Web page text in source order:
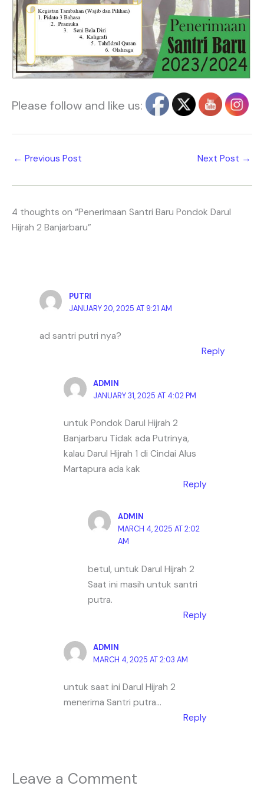
Please follow and like us:
← Previous Post Next Post →
4 thoughts on “Penerimaan Santri Baru Pondok Darul
Hijrah 2 Banjarbaru”
PUTRI
JANUARY 20, 2025 AT 9:21 AM
ad santri putri nya?
Reply
ADMIN
JANUARY 31, 2025 AT 4:02 PM
untuk Pondok Darul Hijrah 2
Banjarbaru Tidak ada Putrinya,
kalau Darul Hijrah 1 di Cindai Alus
Martapura ada kak
Reply
ADMIN
MARCH 4, 2025 AT 2:02
AM
betul, untuk Darul Hijrah 2
Saat ini masih untuk santri
putra.
Reply
ADMIN
MARCH 4, 2025 AT 2:03 AM
untuk saat ini Darul Hijrah 2
menerima Santri putra…
Reply
Leave a Comment